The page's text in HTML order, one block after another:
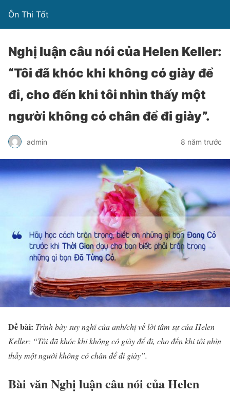
Ôn Thi Tốt
Nghị luận câu nói của Helen Keller:
“Tôi đã khóc khi không có giày để
đi, cho đến khi tôi nhìn thấy một
người không có chân để đi giày”.
admin 8 năm trước
Đề bài: Trình bày suy nghĩ của anh/chị về lời tâm sự của Helen
Keller: “Tôi đã khóc khi không có giày để đi, cho đến khi tôi nhìn
thấy một người không có chân để đi giày”.
Bài văn Nghị luận câu nói của Helen